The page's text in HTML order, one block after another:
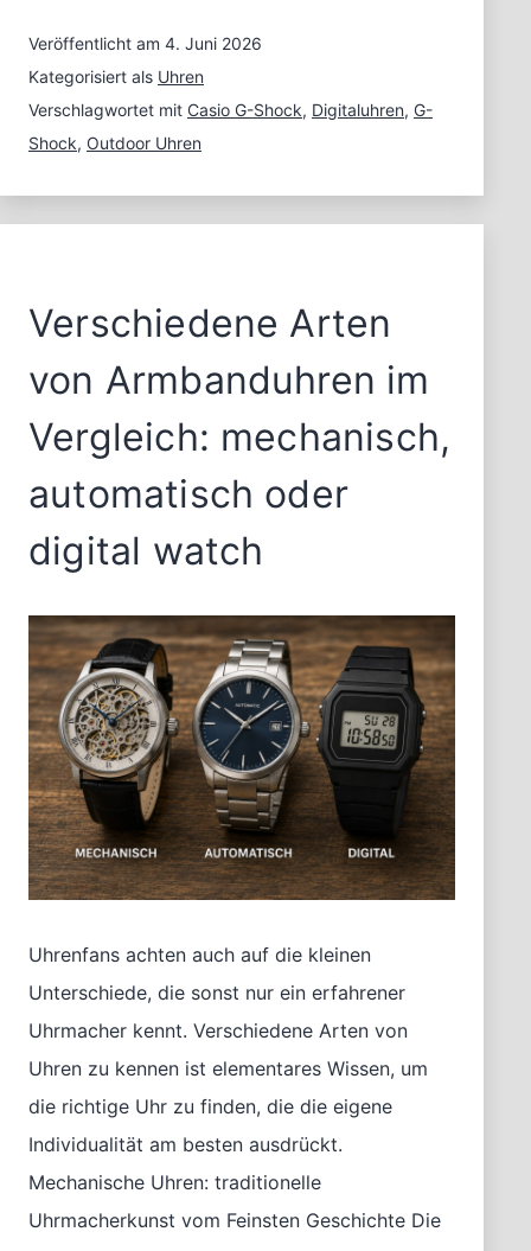
All:
G-
Shock
Origin
5600
Veröffentlicht am 4. Juni 2026
Kategorisiert als Uhren
Verschlagwortet mit Casio G-Shock, Digitaluhren, G-
Shock, Outdoor Uhren
Verschiedene Arten
von Armbanduhren im
Vergleich: mechanisch,
automatisch oder
digital watch
Uhrenfans achten auch auf die kleinen
Unterschiede, die sonst nur ein erfahrener
Uhrmacher kennt. Verschiedene Arten von
Uhren zu kennen ist elementares Wissen, um
die richtige Uhr zu finden, die die eigene
Individualität am besten ausdrückt.
Mechanische Uhren: traditionelle
Uhrmacherkunst vom Feinsten Geschichte Die